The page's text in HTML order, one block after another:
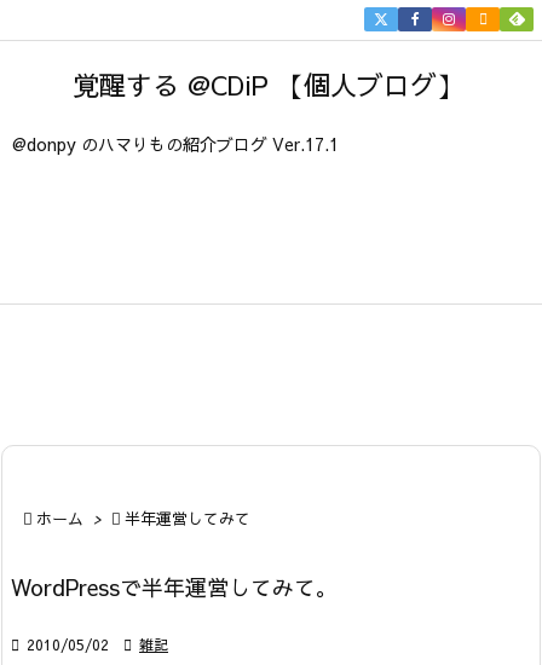
覚醒する @CDiP 【個人ブログ】
@donpy のハマりもの紹介ブログ Ver.17.1


 ホーム >  半年運営してみて
WordPressで半年運営してみて。
 2010/05/02  雑記